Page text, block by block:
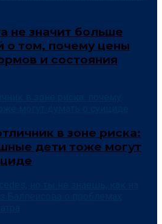
не значит больше
о том, почему цены
и состояния
в зоне риска:
дети тоже могут